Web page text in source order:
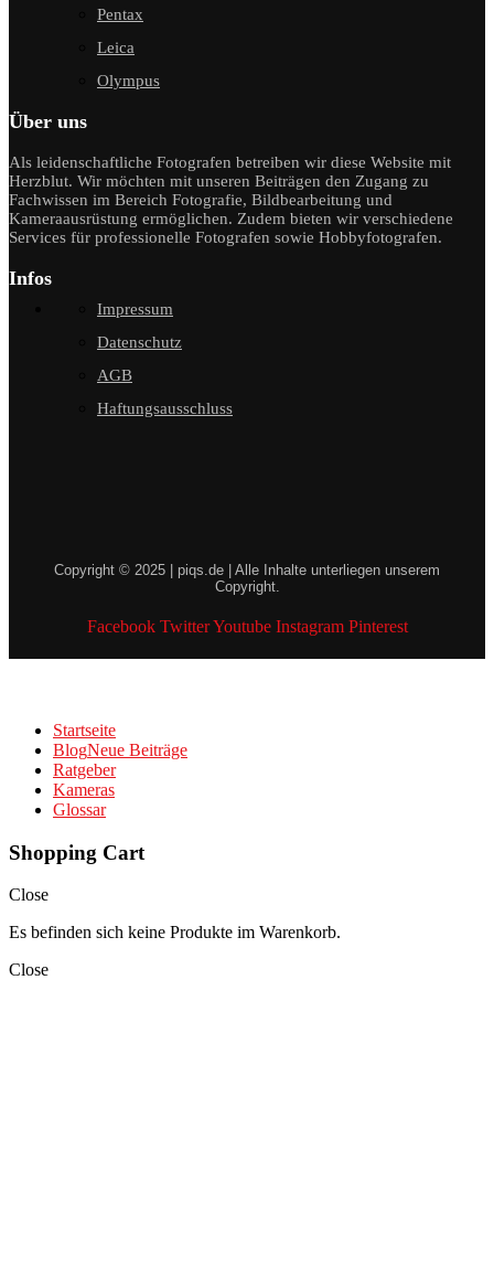
Pentax
Leica
Olympus
Über uns
Als leidenschaftliche Fotografen betreiben wir diese Website mit
Herzblut. Wir möchten mit unseren Beiträgen den Zugang zu
Fachwissen im Bereich Fotografie, Bildbearbeitung und
Kameraausrüstung ermöglichen. Zudem bieten wir verschiedene
Services für professionelle Fotografen sowie Hobbyfotografen.
Infos
Impressum
Datenschutz
AGB
Haftungsausschluss
Copyright © 2025 | piqs.de | Alle Inhalte unterliegen unserem
Copyright.
Facebook Twitter Youtube Instagram Pinterest
Startseite
BlogNeue Beiträge
Ratgeber
Kameras
Glossar
Shopping Cart
Close
Es befinden sich keine Produkte im Warenkorb.
Close